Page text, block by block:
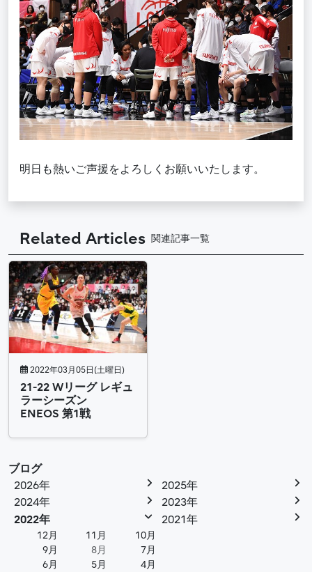
明日も熱いご声援をよろしくお願いいたします。
Related Articles 関連記事一覧
2022年03月05日(土曜日)
21-22 Wリーグ レギュ
ラーシーズン
ENEOS 第1戦
ブログ
2026年
2025年
2024年
2023年
2022年
12月 11月
10月
9月
8月
7月
6月
5月
4月
2021年